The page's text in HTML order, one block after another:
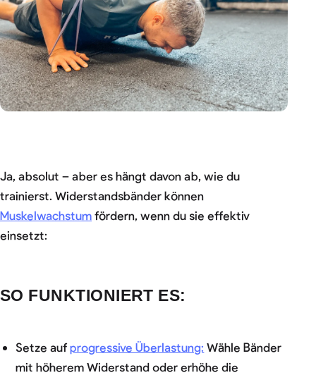
Ja, absolut – aber es hängt davon ab, wie du
trainierst. Widerstandsbänder können
Muskelwachstum fördern, wenn du sie effektiv
einsetzt:
SO FUNKTIONIERT ES:
Setze aufprogressive Überlastung: Wähle Bänder
mit höherem Widerstand oder erhöhe die